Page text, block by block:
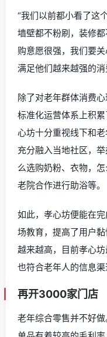
“我们以前都小看了这
墙壁都不粉刷，装修
购意愿很强，我们要
满足他们越来越强的消
除了对老年群体消费
标准化运营体系上积
心坊十分重视线下和老
充分融入当地社区，
么选购奶粉、衣物，
老院合作进行助浴等。
如此，孝心坊便能在
场教育，提高了用户
越来越高，目前孝心
也符合老年人的信息渠
再开3000家门店
老年综合零售并不好做